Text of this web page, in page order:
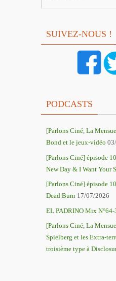
SUIVEZ-NOUS !
PODCASTS
[Parlons Ciné, La
Bond et le jeux-vidéo
[Parlons Ciné] épisode
New Day & I Want Your
[Parlons Ciné] épisode
Dead Burn 17/07/2026
EL PADRINO Mix
[Parlons Ciné, La
Spielberg et les Extra-
troisième type à